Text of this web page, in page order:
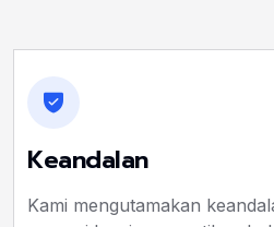
Keandalan
Kami mengutamakan